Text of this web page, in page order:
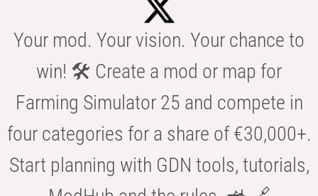
Your mod. Your vision. Your chance to
win! 🛠️ Create a mod or map for
Farming Simulator 25 and compete in
four categories for a share of €30,000+.
Start planning with GDN tools, tutorials,